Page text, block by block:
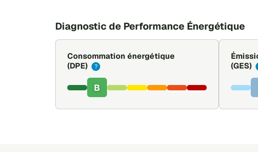
Diagnostic de Performance Énergétique
Consommation énergétique
(DPE)
?
B
(GES)